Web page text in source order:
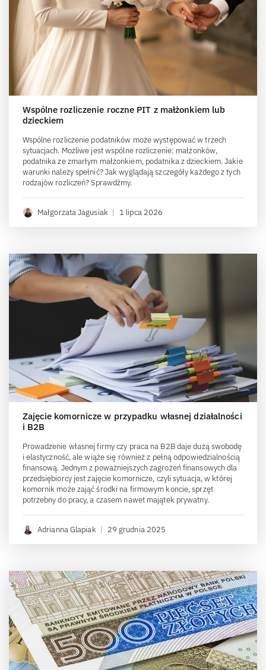
Wspólne rozliczenie roczne PIT z małżonkiem lub
dzieckiem
Wspólne rozliczenie podatników może występować w trzech
sytuacjach. Możliwe jest wspólne rozliczenie: małżonków,
podatnika ze zmarłym małżonkiem, podatnika z dzieckiem. Jakie
warunki należy spełnić? Jak wyglądają szczegóły każdego z tych
rodzajów rozliczeń? Sprawdźmy.
Małgorzata Jagusiak | 1 lipca 2026
Zajęcie komornicze w przypadku własnej działalności
i B2B
Prowadzenie własnej firmy czy praca na B2B daje dużą swobodę
i elastyczność, ale wiąże się również z pełną odpowiedzialnością
finansową. Jednym z poważniejszych zagrożeń finansowych dla
przedsiębiorcy jest zajęcie komornicze, czyli sytuacja, w której
komornik może zająć środki na firmowym koncie, sprzęt
potrzebny do pracy, a czasem nawet majątek prywatny.
Adrianna Glapiak | 29 grudnia 2025